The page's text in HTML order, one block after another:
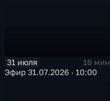
31 июля
16 мин
Эфир 31.07.2026 · 10:00